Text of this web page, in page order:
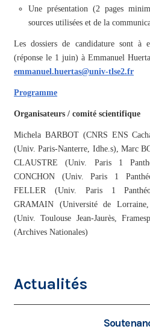
Une présentation (2 pages
sources utilisées et de la
Les dossiers de candidature sont à
(réponse le 1 juin) à Emmanuel
emmanuel.huertas@univ-tlse2.fr
Programme
Organisateurs / comité scientifique
Michela BARBOT (CNRS ENS
(Univ. Paris-Nanterre, Idhe.s), Marc
CLAUSTRE (Univ. Paris 1
CONCHON (Univ. Paris 1
FELLER (Univ. Paris 1
GRAMAIN (Université de
(Univ. Toulouse Jean-Jaurès,
(Archives Nationales)
Actualités